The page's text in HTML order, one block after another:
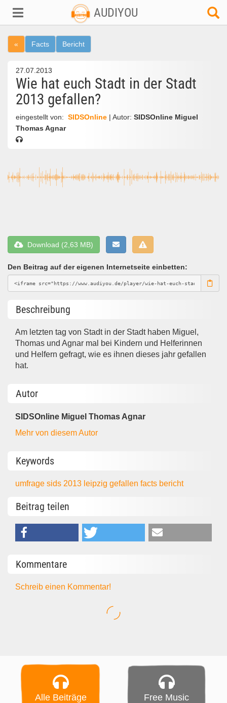
AUDIYOU
« Facts Bericht
27.07.2013
Wie hat euch Stadt in der Stadt
2013 gefallen?
eingestellt von: SIDSOnline | Autor: SIDSOnline Miguel
Thomas Agnar
Download (2,63 MB)
Den Beitrag auf der eigenen Internetseite einbetten:
Beschreibung
Am letzten tag von Stadt in der Stadt haben Miguel,
Thomas und Agnar mal bei Kindern und Helferinnen
und Helfern gefragt, wie es ihnen dieses jahr gefallen
hat.
Autor
SIDSOnline Miguel Thomas Agnar
Mehr von diesem Autor
Keywords
umfragesids 2013 leipziggefallenfacts bericht
Beitrag teilen
Kommentare
Schreib einen Kommentar!
Alle Beiträge Free Music